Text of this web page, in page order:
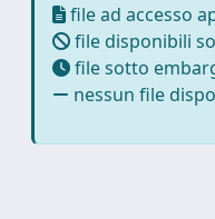
file ad accesso
file disponibili
file sotto
nessun file